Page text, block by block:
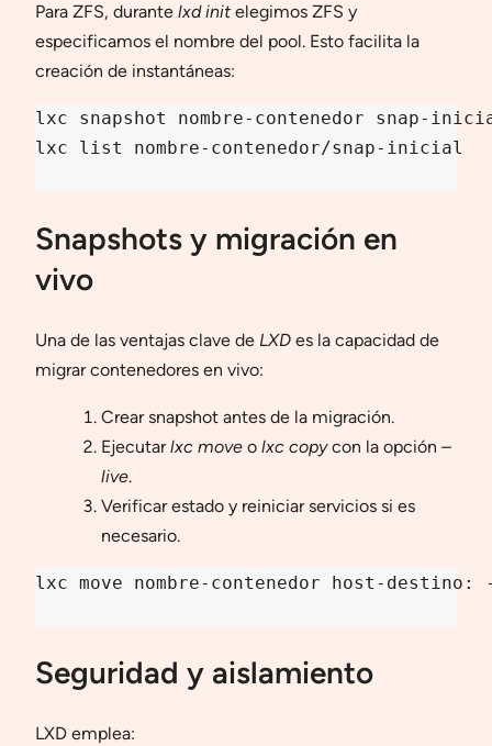
Para ZFS, durante lxd init elegimos ZFS y
especificamos el nombre del pool. Esto facilita la
creación de instantáneas:
lxc snapshot nombre-contenedor snap-
lxc list nombre-contenedor/snap-inicial
Snapshots y migración en
vivo
Una de las ventajas clave de LXD es la capacidad de
migrar contenedores en vivo:
Crear snapshot antes de la migración.
Ejecutarlxc move o lxc copycon la opción –
live.
Verificar estado y reiniciar servicios si es
necesario.
lxc move nombre-contenedor host-
Seguridad y aislamiento
LXD emplea: